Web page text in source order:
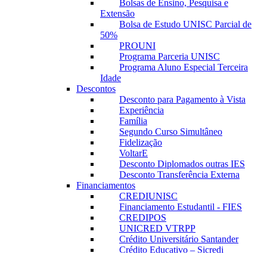
Bolsas de Ensino, Pesquisa e
Extensão
Bolsa de Estudo UNISC Parcial de
50%
PROUNI
Programa Parceria UNISC
Programa Aluno Especial Terceira
Idade
Descontos
Desconto para Pagamento à Vista
Experiência
Família
Segundo Curso Simultâneo
Fidelização
VoltarE
Desconto Diplomados outras IES
Desconto Transferência Externa
Financiamentos
CREDIUNISC
Financiamento Estudantil - FIES
CREDIPOS
UNICRED VTRPP
Crédito Universitário Santander
Crédito Educativo – Sicredi